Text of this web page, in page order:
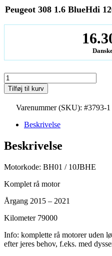
Peugeot 308 1.6 BlueHdi
Peugeot
308
1.6
BlueHdi
10JBHE
BH01
Tilføj til kurv
Varenummer (SKU): #3793-1
Beskrivelse
Beskrivelse
Motorkode: BH01 / 10JBHE
Komplet rå motor
Årgang 2015 – 2021
Kilometer 79000
Info: komplette rå motorer uden
efter jeres behov, f.eks. med